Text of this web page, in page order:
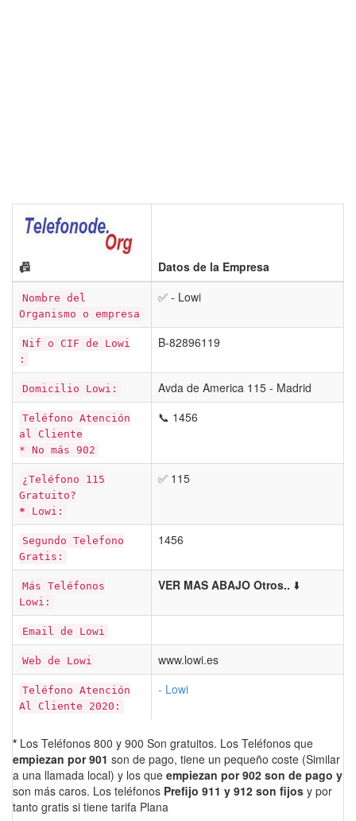
📠 Datos de la Empresa
Nombre del
Organismo o empresa
✅ - Lowi
Nif o CIF de Lowi
:
B-82896119
Domicilio Lowi: Avda de America 115 - Madrid
Teléfono Atención
al Cliente
* No más 902
📞 1456
¿Teléfono 115
Gratuito?
* Lowi:
✅ 115
Segundo Telefono
Gratis:
1456
Más Teléfonos
Lowi:
VER MAS ABAJO Otros.. ⬇️
Email de Lowi
Web de Lowi www.lowi.es
Teléfono Atención
Al Cliente 2020:
- Lowi
* Los Teléfonos 800 y 900 Son gratuitos. Los Teléfonos que
empiezan por 901 son de pago, tiene un pequeño coste (Similar
a una llamada local) y los que empiezan por 902 son de pago y
son más caros. Los teléfonos Prefijo 911 y 912 son fijos y por
tanto gratis si tiene tarifa Plana